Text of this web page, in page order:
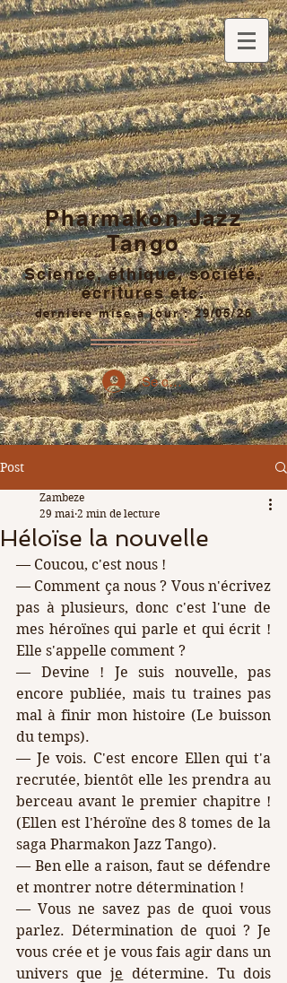
Pharmakon Jazz
Tango
Science, éthique, société,
écritures etc.
dernière mise à jour : 29/05/26
Se connecter
Post
Héloïse la nouvelle
Zambeze
29 mai 2 min de lecture
— Coucou, c'est nous !
— Comment ça nous ? Vous n'écrivez
pas à plusieurs, donc c'est l'une de
mes héroïnes qui parle et qui écrit !
Elle s'appelle comment ?
— Devine ! Je suis nouvelle, pas
encore publiée, mais tu traines pas
mal à finir mon histoire (Le buisson
du temps).
— Je vois. C'est encore Ellen qui t'a
recrutée, bientôt elle les prendra au
berceau avant le premier chapitre !
(Ellen est l'héroïne des 8 tomes de la
saga Pharmakon Jazz Tango).
— Ben elle a raison, faut se défendre
et montrer notre détermination !
— Vous ne savez pas de quoi vous
parlez. Détermination de quoi ? Je
vous crée et je vous fais agir dans un
univers que je détermine. Tu dois